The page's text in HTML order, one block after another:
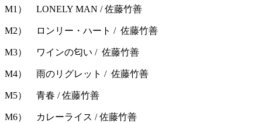
M1） LONELY MAN / 佐藤竹善
M2） ロンリー・ハート / 佐藤竹善
M3） ワインの匂い / 佐藤竹善
M4） 雨のリグレット / 佐藤竹善
M5） 青春 / 佐藤竹善
M6） カレーライス / 佐藤竹善